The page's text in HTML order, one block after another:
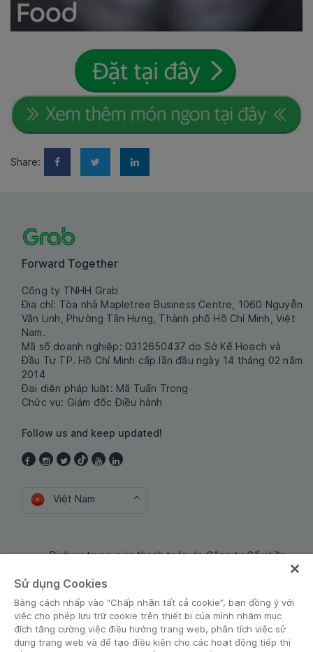
Share:
Forward Together
Công ty TNHH Grab
Địa chỉ: Tòa nhà Mapletree Business Centre, 1060 Nguyễn
Văn Linh, Phường Tân Hưng, Thành phố Hồ Chí Minh, Việt
Nam.
Mã số doanh nghiệp: 0312650437 do Sở Kế Hoạch và
Đầu Tư TP. Hồ Chí Minh cấp lần đầu ngày 14 tháng 02 năm
2014
Đại diện pháp luật: Mã Tuấn Trọng
Chức vụ: Giám đốc Điều hành
Follow us and keep updated!
Việt Nam
Dịch vụ trung gian thanh toán do Công ty Cổ phần
Sử dụng Cookies
Bằng cách nhấp vào “Chấp nhận tất cả cookie”, bạn đồng ý với
việc cho phép lưu trữ cookie trên thiết bị của mình nhằm mục
đích tăng cường việc điều hướng trang web, phân tích việc sử
dụng trang web và để tạo điều kiện cho các hoạt động tiếp thị